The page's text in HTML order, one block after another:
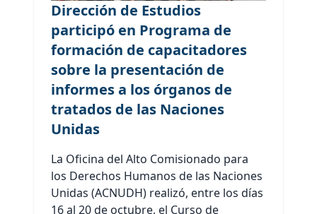
Dirección de Estudios
participó en Programa de
formación de capacitadores
sobre la presentación de
informes a los órganos de
tratados de las Naciones
Unidas
La Oficina del Alto Comisionado para
los Derechos Humanos de las Naciones
Unidas (ACNUDH) realizó, entre los días
16 al 20 de octubre, el Curso de